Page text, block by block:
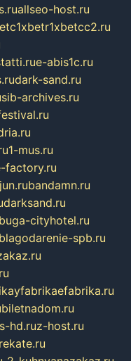
allseo-host.ru
e-abis1c.ru
dark-sand.ru
sib-archives.ru
1-mus.ru
factory.ru
bandamn.ru
darksand.ru
cityhotel.ru
blagodarenie-spb.ru
biletnadom.ru
hd.ruz-host.ru